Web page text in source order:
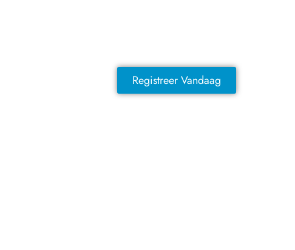
Registreer Vandaag